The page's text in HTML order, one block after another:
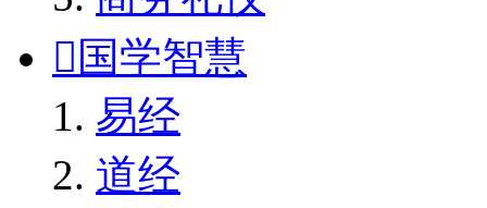
国学智慧
易经
道经